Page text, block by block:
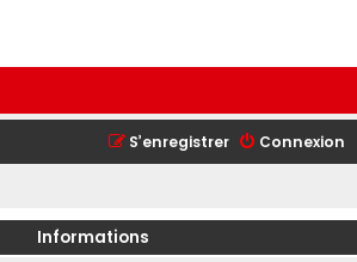
Connexion
S’enregistrer
Informations